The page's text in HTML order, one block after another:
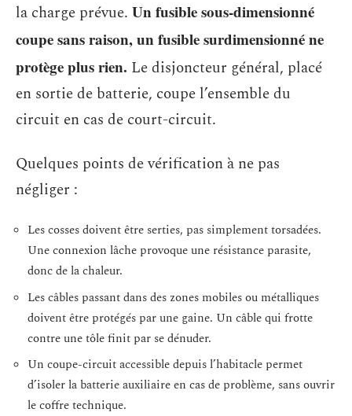
la charge prévue. Un fusible sous-dimensionné
coupe sans raison, un fusible surdimensionné ne
protège plus rien. Le disjoncteur général, placé
en sortie de batterie, coupe l’ensemble du
circuit en cas de court-circuit.
Quelques points de vérification à ne pas
négliger :
Les cosses doivent être serties, pas simplement torsadées.
Une connexion lâche provoque une résistance parasite,
donc de la chaleur.
Les câbles passant dans des zones mobiles ou métalliques
doivent être protégés par une gaine. Un câble qui frotte
contre une tôle finit par se dénuder.
Un coupe-circuit accessible depuis l’habitacle permet
d’isoler la batterie auxiliaire en cas de problème, sans ouvrir
le coffre technique.